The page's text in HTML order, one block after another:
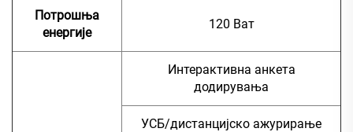
Потрошња
енергије
120 Ват
Интерактивна анкета
додирувања
УСБ/дистанцијско ажурирање